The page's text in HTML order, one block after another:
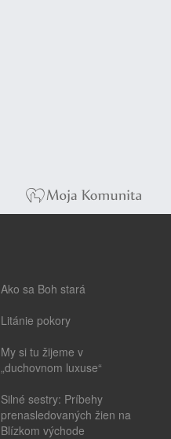
Ako sa Boh stará
Litánie pokory
My si tu žijeme v
„duchovnom luxuse“
Silné sestry: Príbehy
prenasledovaných žien na
Blízkom východe